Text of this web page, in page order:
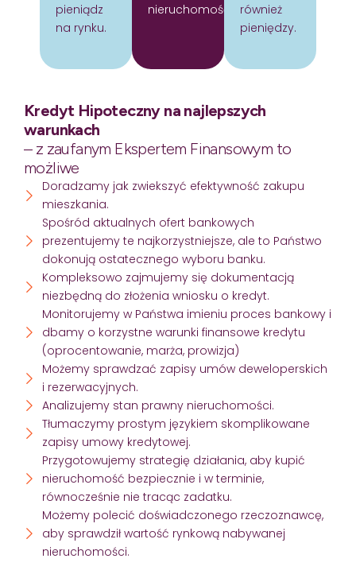
pieniądz
na rynku.
nieruchomość.
również
pieniędzy.
Kredyt Hipoteczny na najlepszych
warunkach
– z zaufanym Ekspertem Finansowym to
możliwe
Doradzamy jak zwiekszyć efektywność zakupu
mieszkania.
Spośród aktualnych ofert bankowych
prezentujemy te najkorzystniejsze, ale to Państwo
dokonują ostatecznego wyboru banku.
Kompleksowo zajmujemy się dokumentacją
niezbędną do złożenia wniosku o kredyt.
Monitorujemy w Państwa imieniu proces bankowy i
dbamy o korzystne warunki finansowe kredytu
(oprocentowanie, marża, prowizja)
Możemy sprawdzać zapisy umów deweloperskich
i rezerwacyjnych.
Analizujemy stan prawny nieruchomości.
Tłumaczymy prostym językiem skomplikowane
zapisy umowy kredytowej.
Przygotowujemy strategię działania, aby kupić
nieruchomość bezpiecznie i w terminie,
równocześnie nie tracąc zadatku.
Możemy polecić doświadczonego rzeczoznawcę,
aby sprawdził wartość rynkową nabywanej
nieruchomości.